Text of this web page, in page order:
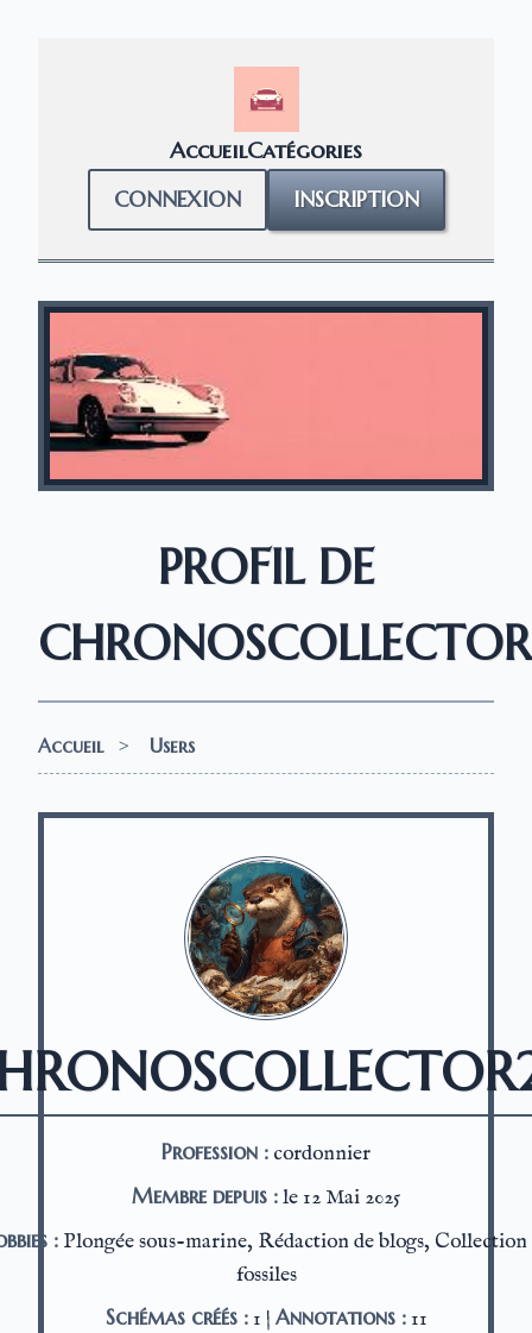
AccueilCatégories
CONNEXION INSCRIPTION
PROFIL DE
Accueil > Users
Profession : cordonnier
Membre depuis :le 12 Mai 2025
: Plongée sous-marine, Rédaction de blogs, Collection
fossiles
Schémas créés :1 | Annotations :11